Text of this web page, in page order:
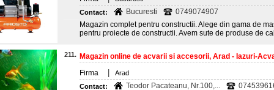
Contact:
Bucuresti
0749074907
Magazin complet pentru constructii. Alege din gama de
pentru proiecte de constructii. Avem sute de produse de
211. Magazin online de acvarii si accesorii, Arad - Iazuri-
Firma
Arad
Contact:
Teodor Pacateanu, Nr.100,...